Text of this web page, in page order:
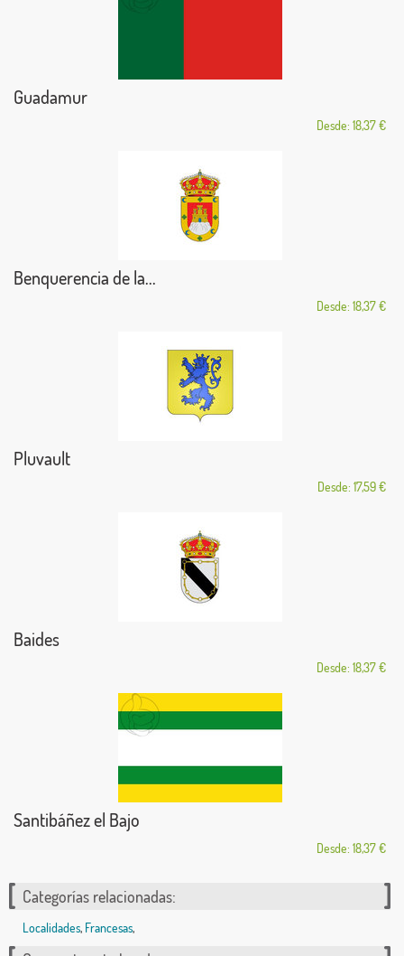
Guadamur
Desde: 18,37 €
Benquerencia de la...
Desde: 18,37 €
Pluvault
Desde: 17,59 €
Baides
Desde: 18,37 €
Santibáñez el Bajo
Desde: 18,37 €
Categorías relacionadas:
Localidades, Francesas,